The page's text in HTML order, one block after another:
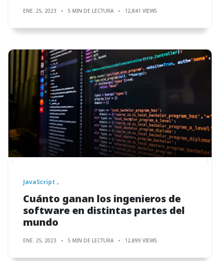
ENE. 25, 2023 5 MIN DE LECTURA 12,841 VIEWS
JavaScript
Cuánto ganan los ingenieros de
software en distintas partes del
mundo
ENE. 25, 2023 5 MIN DE LECTURA 12,899 VIEWS